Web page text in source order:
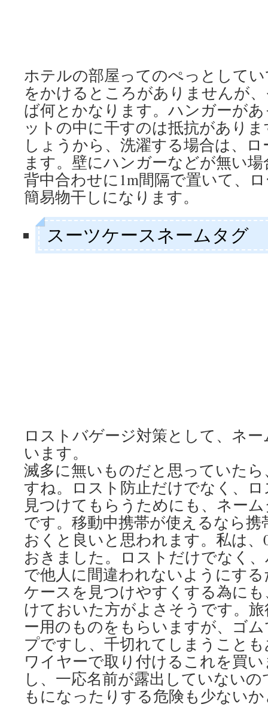
ホテルの部屋ってのぺっとして
をかけるところがありませんが
ば何とかなります。ハンガーが
ットの中に干すのは抵抗があり
しょうから、洗濯する場合は、
ます。壁にハンガーなどが無い
背中合わせに1m間隔で置いて、
簡易物干しになります。
スーツケースネームタグ
ロストバゲージ対策として、ネ
います。
滅多に無いものだと思っていた
すね。ロスト防止だけでなく、
見つけてもらうためにも、ネー
です。移動中携帯が使えるなら
おくと良いと思われます。私は
おきました。ロストだけでなく
で他人に間違われないようにす
ケースを見つけやすくする為に
けておいた方がよさそうです。
ー用のものをもらいますが、ゴ
プですし、千切れてしまうこと
ワイヤーで取り付けるこれを買
し、一応名前が露出していない
もになったりする危険も少ない